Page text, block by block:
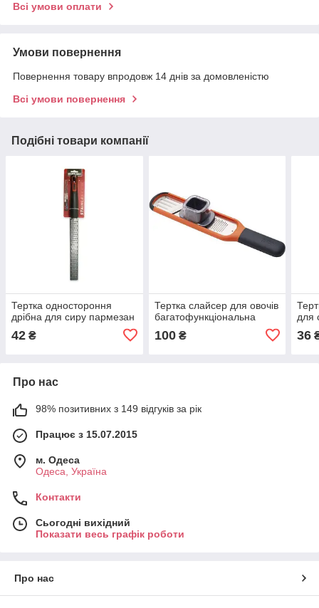
Всі умови оплати
Умови повернення
Повернення товару впродовж 14 днів за домовленістю
Всі умови повернення
Подібні товари компанії
Тертка одностороння
дрібна для сиру пармезан
42 ₴
Тертка слайсер для овочів
багатофункціональна
100₴
для
36
Про нас
98% позитивних з 149 відгуків за рік
Працює з 15.07.2015
м. Одеса
Одеса, Україна
Контакти
Сьогодні вихідний
Показати весь графік роботи
Про нас